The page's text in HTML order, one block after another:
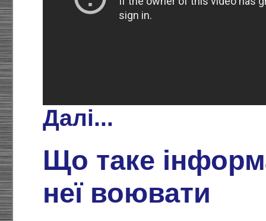
Далі...
Що таке
неї воювати